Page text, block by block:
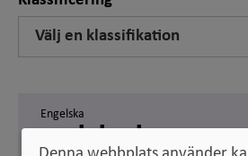
Välj en klassifikation
Engelska
social sciences